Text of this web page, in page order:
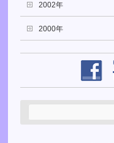
2002年
2000年